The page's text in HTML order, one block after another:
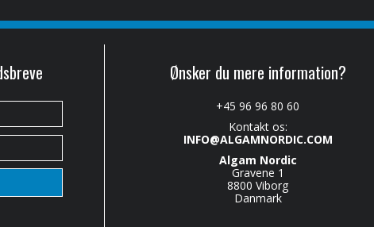
Ønsker du mere information?
+45 96 96 80 60
Kontakt os:
INFO@ALGAMNORDIC.COM
Algam Nordic
Gravene 1
8800 Viborg
Danmark